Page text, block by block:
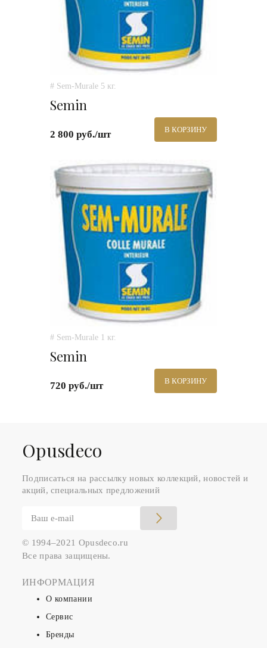
# Sem-Murale 5 кг.
Semin
2 800 руб./шт В КОРЗИНУ
# Sem-Murale 1 кг.
Semin
720 руб./шт В КОРЗИНУ
Оpusdeco
Подписаться на рассылку новых коллекций, новостей и
акций, специальных предложений
© 1994–2021 Opusdeco.ru
Все права защищены.
ИНФОРМАЦИЯ
О компании
Сервис
Бренды